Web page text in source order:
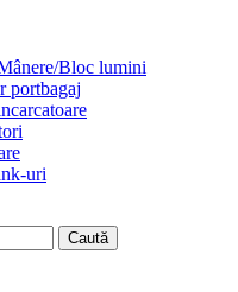
Bloc lumini
portbagaj
uri
Caută